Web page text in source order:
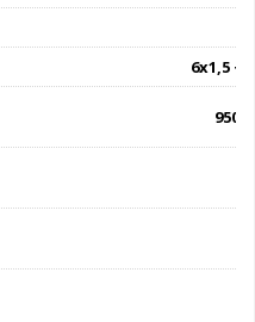
6х1,5 +
950 -